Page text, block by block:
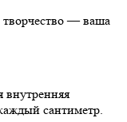
творчество — ваша
внутренняя
сантиметр.